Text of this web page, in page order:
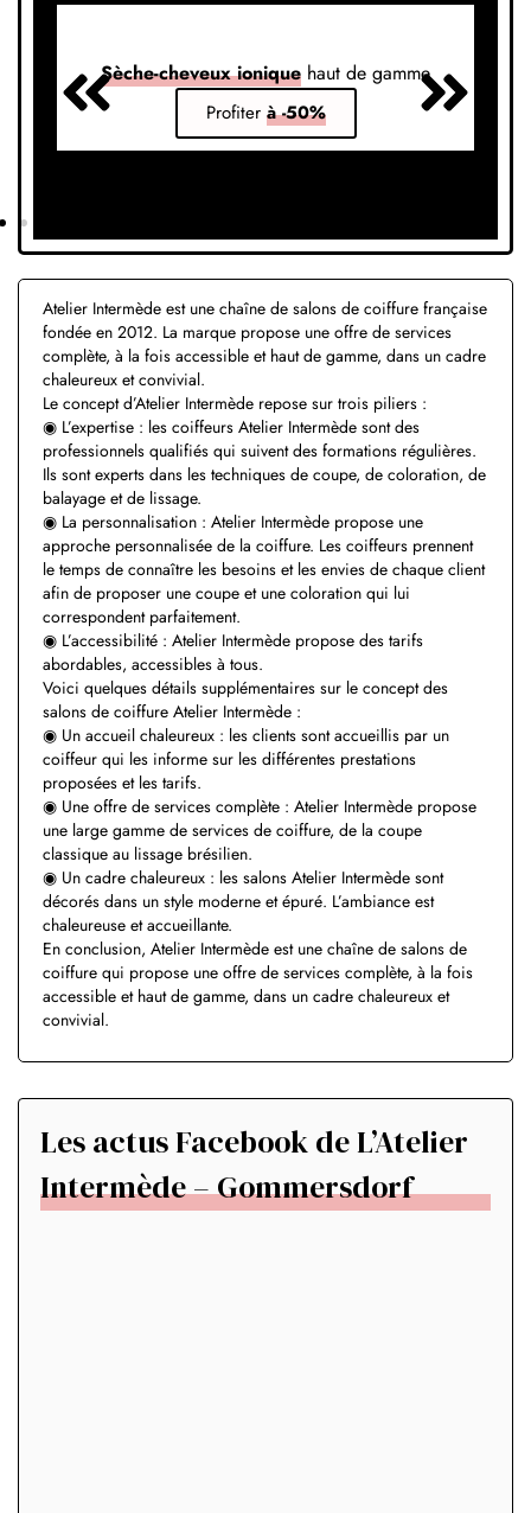
Sèche-cheveux ionique haut de gamme
Profiter à -50%
Atelier Intermède est une chaîne de salons de coiffure française
fondée en 2012. La marque propose une offre de services
complète, à la fois accessible et haut de gamme, dans un cadre
chaleureux et convivial.
Le concept d’Atelier Intermède repose sur trois piliers :
◉ L’expertise : les coiffeurs Atelier Intermède sont des
professionnels qualifiés qui suivent des formations régulières.
Ils sont experts dans les techniques de coupe, de coloration, de
balayage et de lissage.
◉ La personnalisation : Atelier Intermède propose une
approche personnalisée de la coiffure. Les coiffeurs prennent
le temps de connaître les besoins et les envies de chaque client
afin de proposer une coupe et une coloration qui lui
correspondent parfaitement.
◉ L’accessibilité : Atelier Intermède propose des tarifs
abordables, accessibles à tous.
Voici quelques détails supplémentaires sur le concept des
salons de coiffure Atelier Intermède :
◉ Un accueil chaleureux : les clients sont accueillis par un
coiffeur qui les informe sur les différentes prestations
proposées et les tarifs.
◉ Une offre de services complète : Atelier Intermède propose
une large gamme de services de coiffure, de la coupe
classique au lissage brésilien.
◉ Un cadre chaleureux : les salons Atelier Intermède sont
décorés dans un style moderne et épuré. L’ambiance est
chaleureuse et accueillante.
En conclusion, Atelier Intermède est une chaîne de salons de
coiffure qui propose une offre de services complète, à la fois
accessible et haut de gamme, dans un cadre chaleureux et
convivial.
Les actus Facebook de L’Atelier
Intermède – Gommersdorf